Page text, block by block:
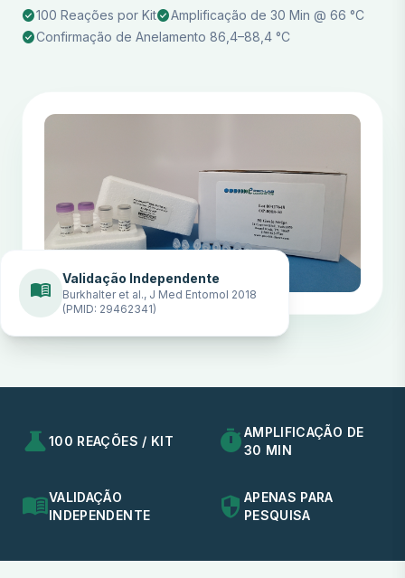
check_circle100 Reações por Kitcheck_circleAmplificação de 30 Min @ 66 °C
check_circleConfirmação de Anelamento 86,4–88,4 °C
menu_book Validação Independente
Burkhalter et al., J Med Entomol 2018
(PMID: 29462341)
science100 REAÇÕES / KIT timerAMPLIFICAÇÃO DE
30 MIN
menu_bookVALIDAÇÃO
INDEPENDENTE
security APENAS PARA
PESQUISA